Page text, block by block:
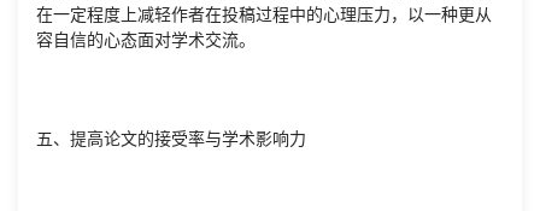
在一定程度上减轻作者在投稿过程中的心理压力，以一种更从
容自信的心态面对学术交流。
五、提高论文的接受率与学术影响力